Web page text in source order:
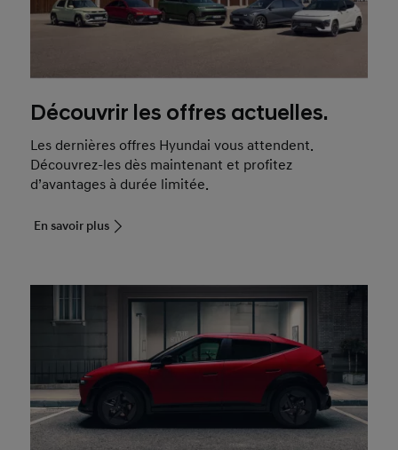
Découvrir les offres actuelles.
Les dernières offres Hyundai vous attendent.
Découvrez-les dès maintenant et profitez
d’avantages à durée limitée.
En savoir plus